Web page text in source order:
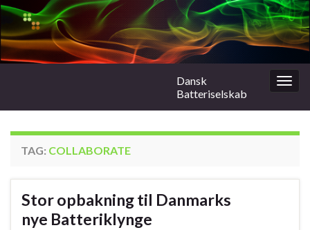
Dansk
Batteriselskab
TAG: COLLABORATE
Stor opbakning til Danmarks
nye Batteriklynge